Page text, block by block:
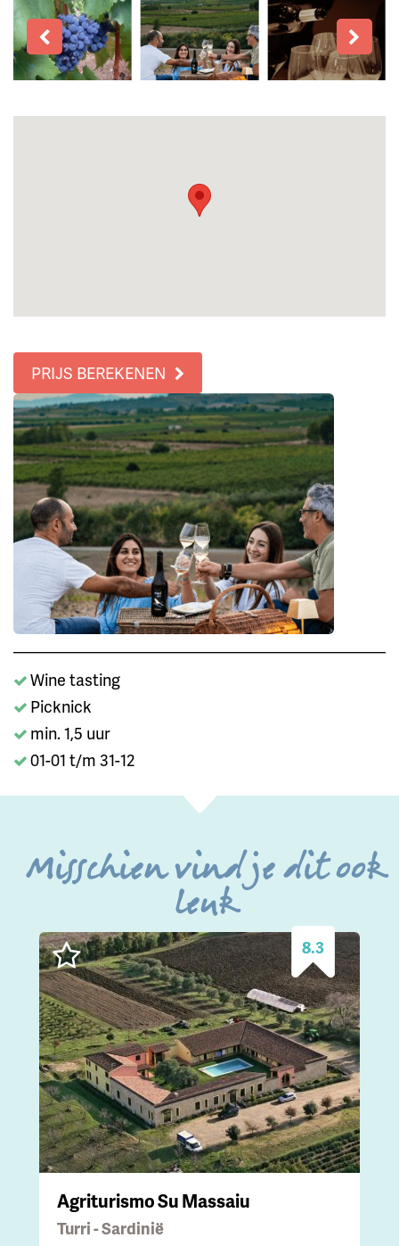
PRIJS BEREKENEN
Wine tasting
Picknick
min. 1,5 uur
01-01 t/m 31-12
Misschien vind je dit ook
leuk
8.3
Agriturismo Su Massaiu
Turri - Sardinië